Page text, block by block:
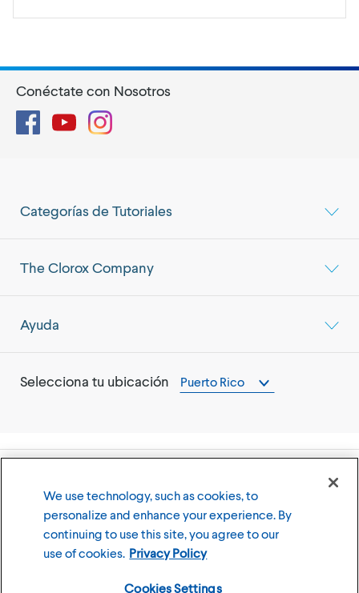
Categorías de Tutoriales
The Clorox Company
Ayuda
Selecciona tu ubicación Puerto Rico
Conéctate con Nosotros
FacebookYouTubeInstagram
Términos y Condiciones de Uso Política de Privacidad
We use technology, such as cookies, to
personalize and enhance your experience. By
continuing to use this site, you agree to our
use of cookies. Privacy Policy
Cookies Settings